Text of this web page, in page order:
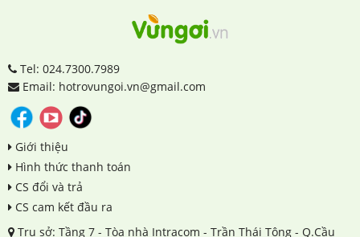
Tel: 024.7300.7989
Email: hotrovungoi.vn@gmail.com
Giới thiệu
Hình thức thanh toán
CS đổi và trả
CS cam kết đầu ra
Trụ sở: Tầng 7 - Tòa nhà Intracom - Trần Thái Tông - Q.Cầu